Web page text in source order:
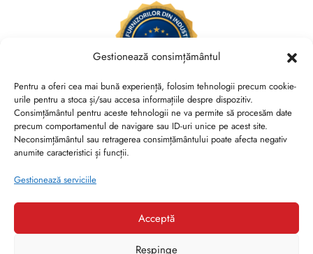
Gestionează consimțământul
Pentru a oferi cea mai bună experiență, folosim tehnologii precum cookie-
urile pentru a stoca și/sau accesa informațiile despre dispozitiv.
Consimțământul pentru aceste tehnologii ne va permite să procesăm date
precum comportamentul de navigare sau ID-uri unice pe acest site.
Neconsimțământul sau retragerea consimțământului poate afecta negativ
anumite caracteristici și funcții.
Gestionează serviciile
Acceptă
Respinge
Brides Shoes By Veronesse S.R.L.
RO44730767, J40/13882/2021, Cod CAEN 1520
Str. Nicolae Canea, Nr. 53, Sector 2, Bucuresti